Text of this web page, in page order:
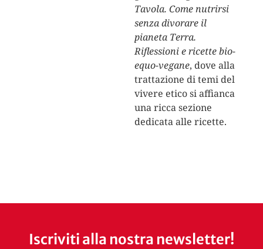
Tavola. Come nutrirsi
senza divorare il
pianeta Terra.
Riflessioni e ricette bio-
equo-vegane, dove alla
trattazione di temi del
vivere etico si affianca
una ricca sezione
dedicata alle ricette.
Iscriviti alla nostra newsletter!